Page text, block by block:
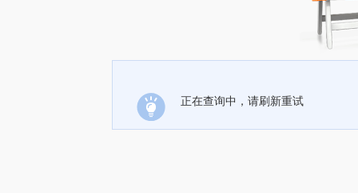
正在查询中，请刷新重试